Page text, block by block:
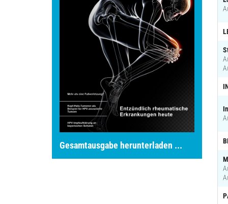
Gesamtausgabe herunterladen ...